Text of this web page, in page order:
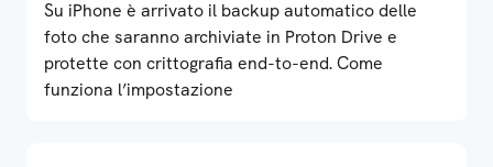
Su iPhone è arrivato il backup automatico delle
foto che saranno archiviate in Proton Drive e
protette con crittografia end-to-end. Come
funziona l’impostazione